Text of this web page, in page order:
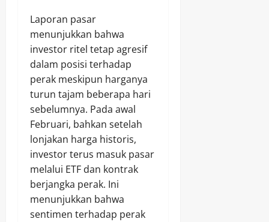
Laporan pasar
menunjukkan bahwa
investor ritel tetap agresif
dalam posisi terhadap
perak meskipun harganya
turun tajam beberapa hari
sebelumnya. Pada awal
Februari, bahkan setelah
lonjakan harga historis,
investor terus masuk pasar
melalui ETF dan kontrak
berjangka perak. Ini
menunjukkan bahwa
sentimen terhadap perak